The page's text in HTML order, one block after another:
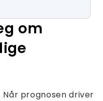
om
prognosen driver